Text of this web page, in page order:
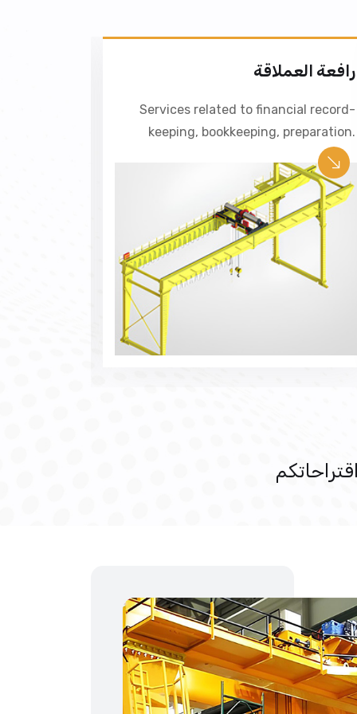
رافعة العملاقة
Services related to financial record-
keeping, bookkeeping, preparation.